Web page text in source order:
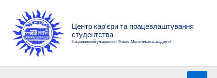
вмісту
Центр кар'єри та працевлаштування
студентства
Національний університет "Києво-Могилянська академія"